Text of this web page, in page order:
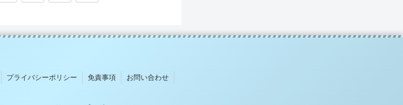
プライバシーポリシー 免責事項 お問い合わせ